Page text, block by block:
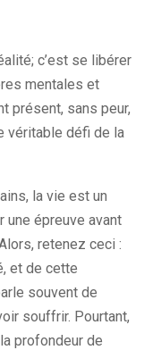
c’est se libérer
mentales et
présent, sans peur,
véritable défi de la
la vie est un
une épreuve avant
retenez ceci :
et de cette
souvent de
souffrir. Pourtant,
profondeur de